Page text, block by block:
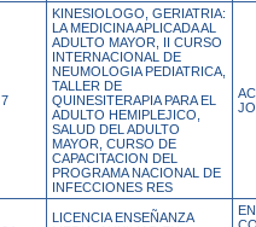
7
KINESIOLOGO, GERIATRIA:
LA MEDICINA APLICADA AL
ADULTO MAYOR, II CURSO
INTERNACIONAL DE
NEUMOLOGIA PEDIATRICA,
TALLER DE
QUINESITERAPIA PARA EL
ADULTO HEMIPLEJICO,
SALUD DEL ADULTO
MAYOR, CURSO DE
CAPACITACION DEL
PROGRAMA NACIONAL DE
INFECCIONES RES
LICENCIA ENSEÑANZA